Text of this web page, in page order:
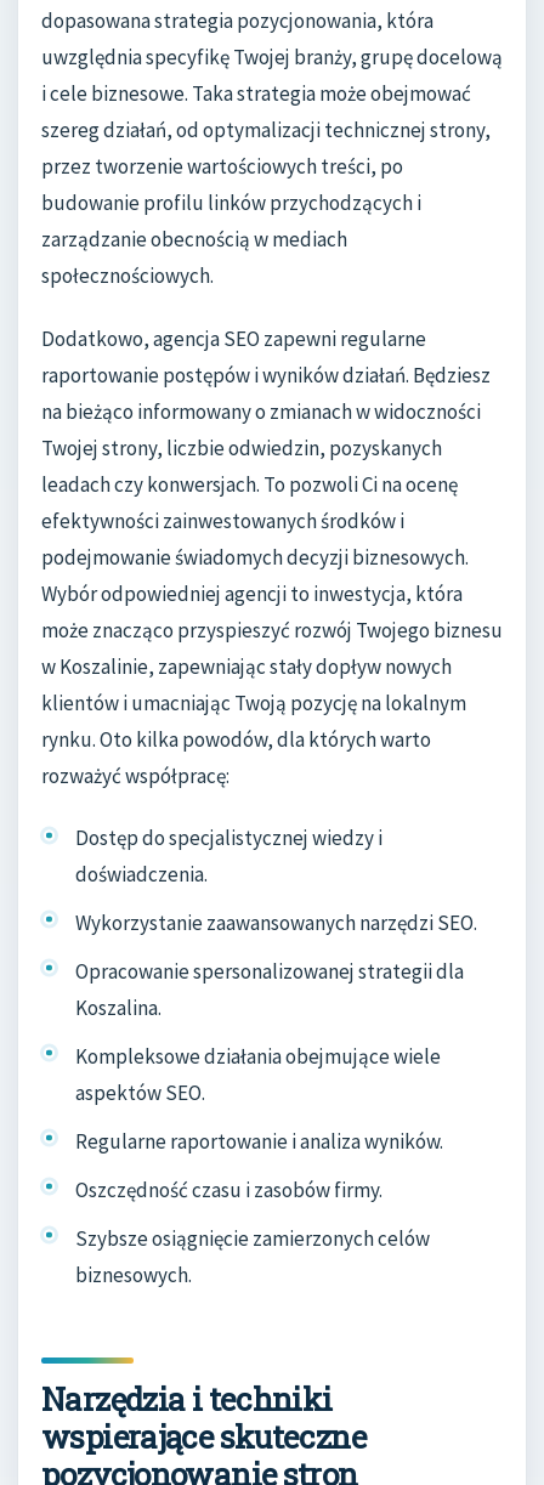
dopasowana strategia pozycjonowania, która
uwzględnia specyfikę Twojej branży, grupę docelową
i cele biznesowe. Taka strategia może obejmować
szereg działań, od optymalizacji technicznej strony,
przez tworzenie wartościowych treści, po
budowanie profilu linków przychodzących i
zarządzanie obecnością w mediach
społecznościowych.
Dodatkowo, agencja SEO zapewni regularne
raportowanie postępów i wyników działań. Będziesz
na bieżąco informowany o zmianach w widoczności
Twojej strony, liczbie odwiedzin, pozyskanych
leadach czy konwersjach. To pozwoli Ci na ocenę
efektywności zainwestowanych środków i
podejmowanie świadomych decyzji biznesowych.
Wybór odpowiedniej agencji to inwestycja, która
może znacząco przyspieszyć rozwój Twojego biznesu
w Koszalinie, zapewniając stały dopływ nowych
klientów i umacniając Twoją pozycję na lokalnym
rynku. Oto kilka powodów, dla których warto
rozważyć współpracę:
Dostęp do specjalistycznej wiedzy i
doświadczenia.
Wykorzystanie zaawansowanych narzędzi SEO.
Opracowanie spersonalizowanej strategii dla
Koszalina.
Kompleksowe działania obejmujące wiele
aspektów SEO.
Regularne raportowanie i analiza wyników.
Oszczędność czasu i zasobów firmy.
Szybsze osiągnięcie zamierzonych celów
biznesowych.
Narzędzia i techniki
wspierające skuteczne
pozycjonowanie stron